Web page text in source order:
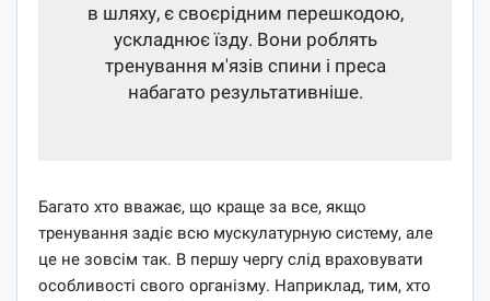
в шляху, є своєрідним перешкодою,
ускладнює їзду. Вони роблять
тренування м'язів спини і преса
набагато результативніше.
Багато хто вважає, що краще за все, якщо
тренування задіє всю мускулатурную систему, але
це не зовсім так. В першу чергу слід враховувати
особливості свого організму. Наприклад, тим, хто